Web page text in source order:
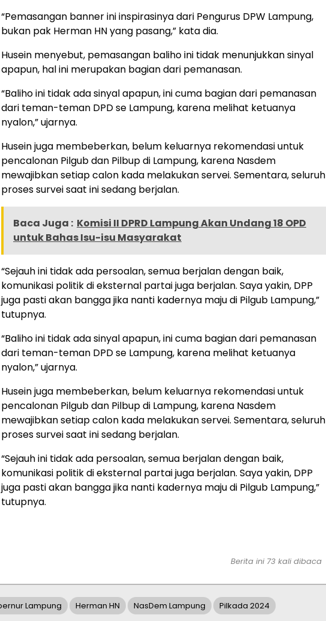
“Pemasangan banner ini inspirasinya dari Pengurus DPW Lampung,
bukan pak Herman HN yang pasang,” kata dia.
Husein menyebut, pemasangan baliho ini tidak menunjukkan sinyal
apapun, hal ini merupakan bagian dari pemanasan.
“Baliho ini tidak ada sinyal apapun, ini cuma bagian dari pemanasan
dari teman-teman DPD se Lampung, karena melihat ketuanya
nyalon,” ujarnya.
Husein juga membeberkan, belum keluarnya rekomendasi untuk
pencalonan Pilgub dan Pilbup di Lampung, karena Nasdem
mewajibkan setiap calon kada melakukan servei. Sementara, seluruh
proses survei saat ini sedang berjalan.
Baca Juga : Komisi II DPRD Lampung Akan Undang 18 OPD
untuk Bahas Isu-isu Masyarakat
“Sejauh ini tidak ada persoalan, semua berjalan dengan baik,
komunikasi politik di eksternal partai juga berjalan. Saya yakin, DPP
juga pasti akan bangga jika nanti kadernya maju di Pilgub Lampung,”
tutupnya.
“Baliho ini tidak ada sinyal apapun, ini cuma bagian dari pemanasan
dari teman-teman DPD se Lampung, karena melihat ketuanya
nyalon,” ujarnya.
Husein juga membeberkan, belum keluarnya rekomendasi untuk
pencalonan Pilgub dan Pilbup di Lampung, karena Nasdem
mewajibkan setiap calon kada melakukan servei. Sementara, seluruh
proses survei saat ini sedang berjalan.
“Sejauh ini tidak ada persoalan, semua berjalan dengan baik,
komunikasi politik di eksternal partai juga berjalan. Saya yakin, DPP
juga pasti akan bangga jika nanti kadernya maju di Pilgub Lampung,”
tutupnya.
Berita ini 73 kali dibaca
Lampung Herman HN NasDem Lampung Pilkada 2024